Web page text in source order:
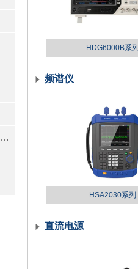
项目委托开发服务（ODM/OEM）
HDG6000B系列
频谱仪
HSA2030系列
直流电源